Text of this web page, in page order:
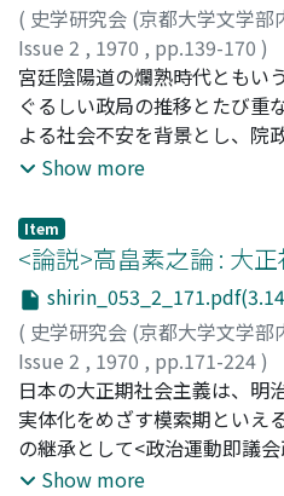
( 史学研究会 (京都大学文学部
Issue 2 , 1970 , pp.139-170 )
村山, 修一;Murayama, Syu-iti;
宮廷陰陽道の爛熟時代ともい
ぐるしい政局の推移とたび重
よる社会不安を背景とし、院
性に影響されて極端にまで煩
定化に伴い、無能な官僚陰陽
ドの高まりから両家以外にも
れ、これに刺戟されて両家で
のであった。同時に陰陽道関
般知識人の手で生み出され、
なったが、律令機構の一環と
辿りつつ変貌しゆき、宮廷陰
対象とした新たな活動の方向
のである。
Show more
Item
<論説>高畠素之論 : 大
( 史学研究会 (京都大学文学部
Issue 2 , 1970 , pp.171-224)
田中, 真人;Tanaka, Masato;
日本の大正期社会主義は、明
実体化をめざす模索期といえ
の継承として<政治運動即議会
動か>という二者択一として
Show more